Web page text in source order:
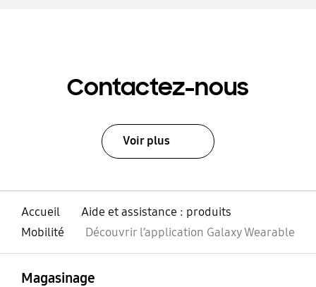
Contactez-nous
Voir plus
Accueil
Aide et assistance : produits
Mobilité
Découvrir l’application Galaxy Wearable
Magasinage